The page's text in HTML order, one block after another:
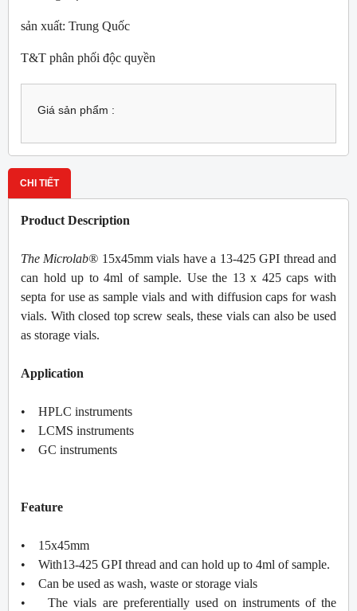
sản xuất: Trung Quốc
T&T phân phối độc quyền
Giá sản phẩm :
CHI TIẾT
Product Description
The Microlab® 15x45mm vials have a 13-425 GPI thread and
can hold up to 4ml of sample. Use the 13 x 425 caps with
septa for use as sample vials and with diffusion caps for wash
vials. With closed top screw seals, these vials can also be used
as storage vials.
Application
• HPLC instruments
• LCMS instruments
• GC instruments
Feature
• 15x45mm
• With13-425 GPI thread and can hold up to 4ml of sample.
• Can be used as wash, waste or storage vials
• The vials are preferentially used on instruments of the